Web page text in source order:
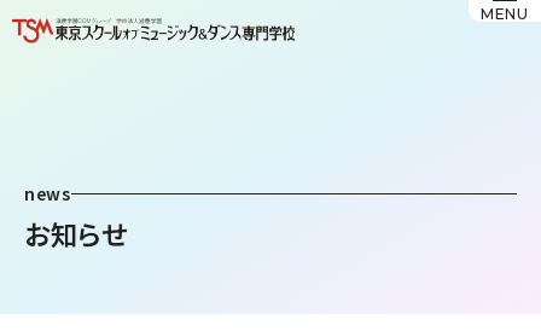
MENU
news
お知らせ